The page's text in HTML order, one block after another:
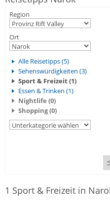
Region
Ort
Alle Reisetipps (5)
Sehenswürdigkeiten (3)
Sport & Freizeit (1)
Essen & Trinken (1)
Nightlife (0)
Shopping (0)
1 Sport & Freizeit in